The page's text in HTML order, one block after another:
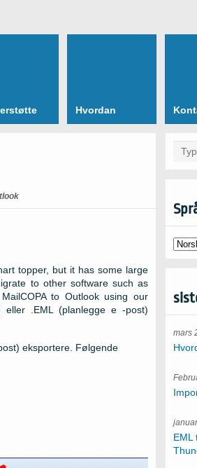
Hvordan
topper, but it has some large
to other software such as
to Outlook using our
eller .EML (planlegge e -post)
eksportere. Følgende
mars
EML